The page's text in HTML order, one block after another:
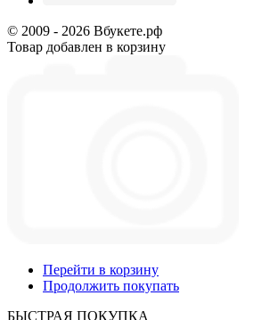
© 2009 - 2026 Вбукете.рф
Товар добавлен в корзину
Перейти в корзину
Продолжить покупать
БЫСТРАЯ ПОКУПКА